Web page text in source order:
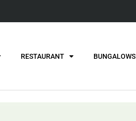
RESTAURANT BUNGALOWS